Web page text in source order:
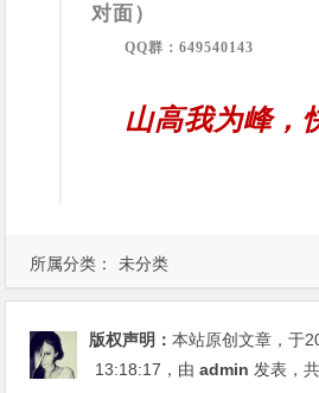
所属分类： 未分类
对面）
QQ群：649540143
山高我为峰，
版权声明：本站原创文章，于
13:18:17 ，由admin 发表，